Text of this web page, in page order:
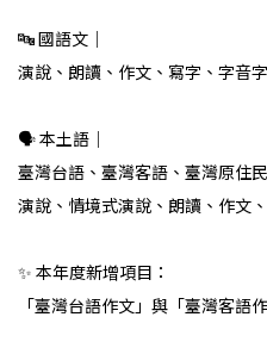
🔤 國語文｜
演說、朗讀、作文、寫字、字音
🗣️ 本土語｜
臺灣台語、臺灣客語、臺灣原住
演說、情境式演說、朗讀、作文
✨ 本年度新增項目：
「臺灣台語作文」與「臺灣客語